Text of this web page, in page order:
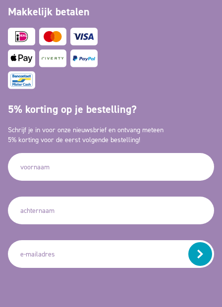
Makkelijk betalen
5% korting op je bestelling?
Schrijf je in voor onze nieuwsbrief en ontvang meteen
5% korting voor de eerst volgende bestelling!